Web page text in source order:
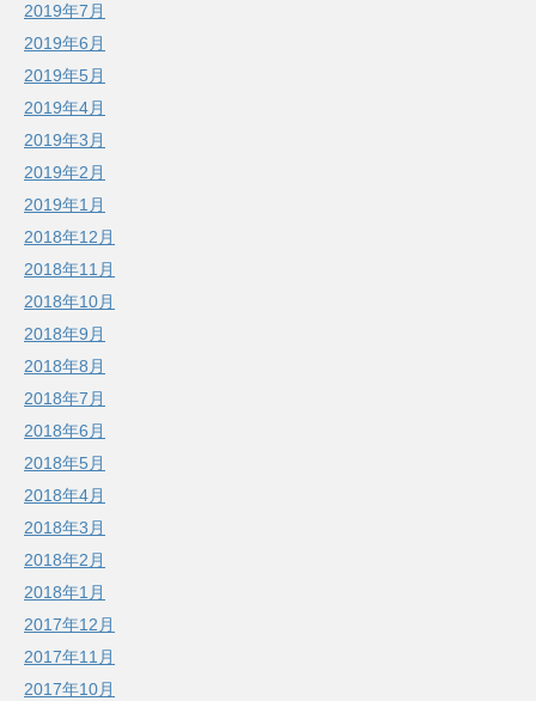
2019年7月
2019年6月
2019年5月
2019年4月
2019年3月
2019年2月
2019年1月
2018年12月
2018年11月
2018年10月
2018年9月
2018年8月
2018年7月
2018年6月
2018年5月
2018年4月
2018年3月
2018年2月
2018年1月
2017年12月
2017年11月
2017年10月